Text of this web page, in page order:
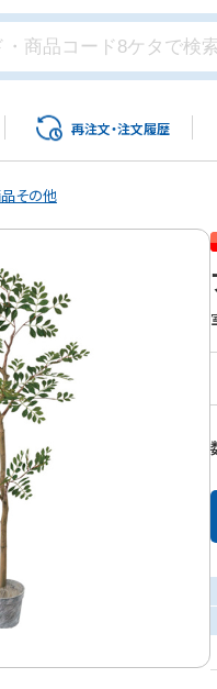
再注文・注文履歴
その他